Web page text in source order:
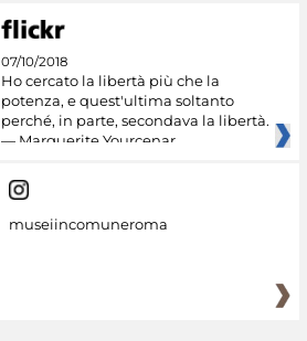
07/10/2018
Ho cercato la libertà più che la
potenza, e quest'ultima soltanto
perché, in parte, secondava la libertà.
— Marguerite Yourcenar
museiincomuneroma